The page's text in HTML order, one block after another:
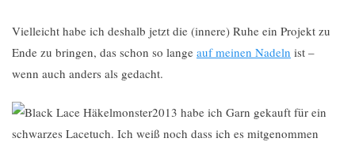
Vielleicht habe ich deshalb jetzt die (innere) Ruhe ein Projekt zu
Ende zu bringen, das schon so lange auf meinen Nadeln ist –
wenn auch anders als gedacht.
2013 habe ich Garn gekauft für ein
schwarzes Lacetuch. Ich weiß noch dass ich es mitgenommen